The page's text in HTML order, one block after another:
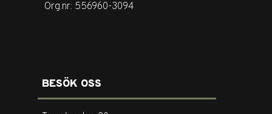
Org.nr: 556960-3094
BESÖK OSS